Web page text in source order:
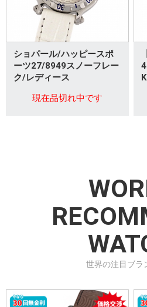
ショパール/ハッピースポ
ーツ27/8949スノーフレー
ク/レディース
現在品切れ中です
世界の注目ブラ